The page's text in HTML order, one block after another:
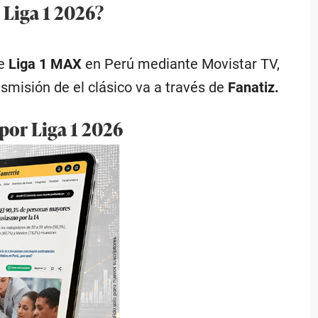
1 2026?
Liga 1 MAX en Perú mediante Movistar TV,
de el clásico va a través de Fanatiz.
Liga 1 2026